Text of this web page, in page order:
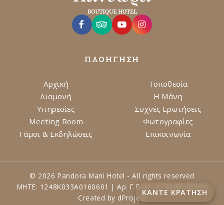
ΠΛΟΗΓΗΣΗ
Αρχική
Διαμονή
Υπηρεσίες
Meeting Room
Γάμοι & Εκδηλώσεις
Τοποθεσία
Η Μάνη
Συχνές Ερωτήσεις
Φωτογραφίες
Επικοινωνία
© 2026 Pandora Mani Hotel - All rights reserved
ΜΗΤΕ: 1248Κ033Α0160601 | Αρ. Γ.Ε.ΜΗ: 018548739000
Created by dProject
ΚΑΝΤΕ ΚΡΑΤΗΣΗ